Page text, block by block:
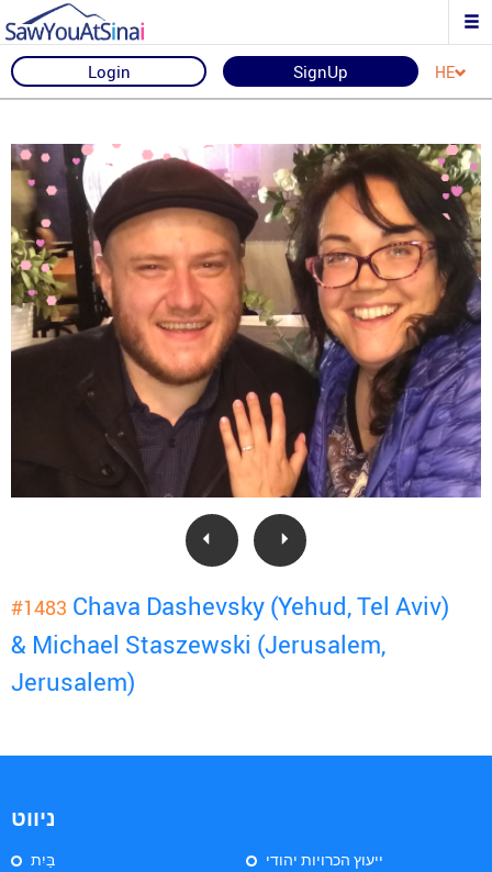
Login SignUp HE
#1483 Chava Dashevsky (Yehud, Tel Aviv)
& Michael Staszewski (Jerusalem,
Jerusalem)
ניווט
בַּיִת
ייעוץ הכרויות יהודי